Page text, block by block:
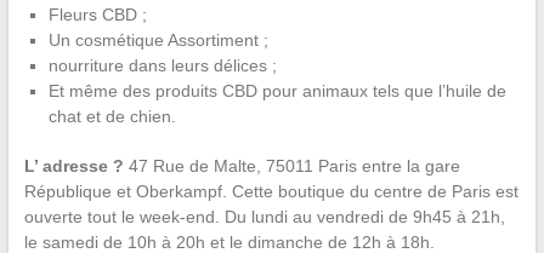
Fleurs CBD ;
Un cosmétique Assortiment ;
nourriture dans leurs délices ;
Et même des produits CBD pour animaux tels que l’huile de
chat et de chien.
L’ adresse ? 47 Rue de Malte, 75011 Paris entre la gare
République et Oberkampf. Cette boutique du centre de Paris est
ouverte tout le week-end. Du lundi au vendredi de 9h45 à 21h,
le samedi de 10h à 20h et le dimanche de 12h à 18h.